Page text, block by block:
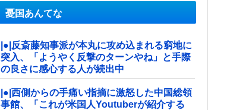
憂国あんてな
|●|反斎藤知事派が本丸に攻め込まれる窮地に
突入、「ようやく反撃のターンやね」と手際
の良さに感心する人が続出中
|●|西側からの手痛い指摘に激怒した中国総領
事館、「これが米国人Youtuberが紹介する